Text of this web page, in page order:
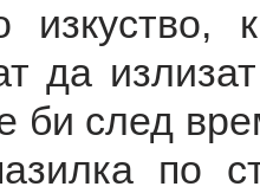
да
би след
по